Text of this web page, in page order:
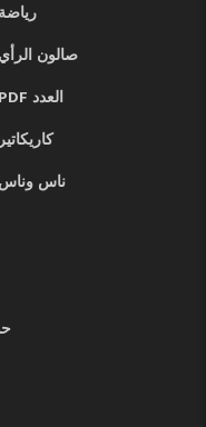
رياضة
صالون الرأي
العدد PDF
كاريكاتير
ناس وناس